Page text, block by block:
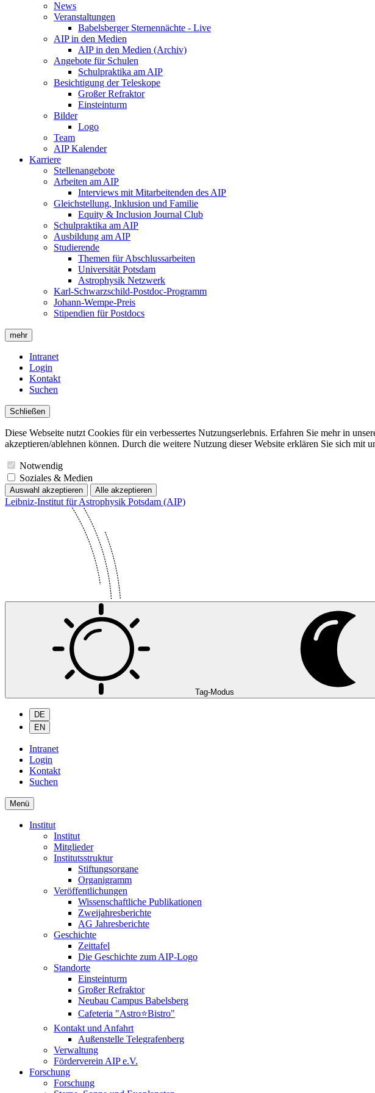
News
Veranstaltungen
Babelsberger Sternennächte - Live
AIP in den Medien
AIP in den Medien (Archiv)
Angebote für Schulen
Schulpraktika am AIP
Besichtigung der Teleskope
Großer Refraktor
Einsteinturm
Bilder
Logo
Team
AIP Kalender
Karriere
Stellenangebote
Arbeiten am AIP
Interviews mit Mitarbeitenden des AIP
Gleichstellung, Inklusion und Familie
Equity & Inclusion Journal Club
Schulpraktika am AIP
Ausbildung am AIP
Studierende
Themen für Abschlussarbeiten
Universität Potsdam
Astrophysik Netzwerk
Karl-Schwarzschild-Postdoc-Programm
Johann-Wempe-Preis
Stipendien für Postdocs
mehr
Intranet
Login
Kontakt
Suchen
Schließen
Diese Webseite nutzt Cookies für ein verbessertes Nutzungserlebnis. Erfahren Sie mehr in
akzeptieren/ablehnen können. Durch die weitere Nutzung dieser Website erklären Sie sich mit
Notwendig
Soziales & Medien
Auswahl akzeptieren Alle akzeptieren
Leibniz-Institut für Astrophysik Potsdam (AIP)
Tag-Modus
DE
EN
Intranet
Login
Kontakt
Suchen
Menü
Institut
Institut
Mitglieder
Institutsstruktur
Stiftungsorgane
Organigramm
Veröffentlichungen
Wissenschaftliche Publikationen
Zweijahresberichte
AG Jahresberichte
Geschichte
Zeittafel
Die Geschichte zum AIP-Logo
Standorte
Einsteinturm
Großer Refraktor
Neubau Campus Babelsberg
Cafeteria "Astro⭐Bistro"
Kontakt und Anfahrt
Außenstelle Telegrafenberg
Verwaltung
Förderverein AIP e.V.
Forschung
Forschung